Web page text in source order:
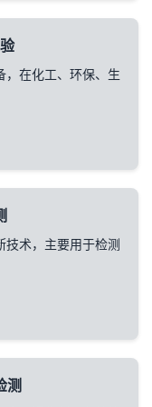
，在化工、环保、生
技术，主要用于检测
测